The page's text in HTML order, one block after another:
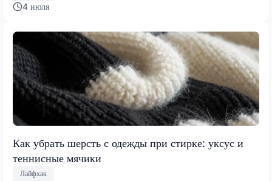
4 июля
Как убрать шерсть с одежды при стирке: уксус и
теннисные мячики
Лайфхак